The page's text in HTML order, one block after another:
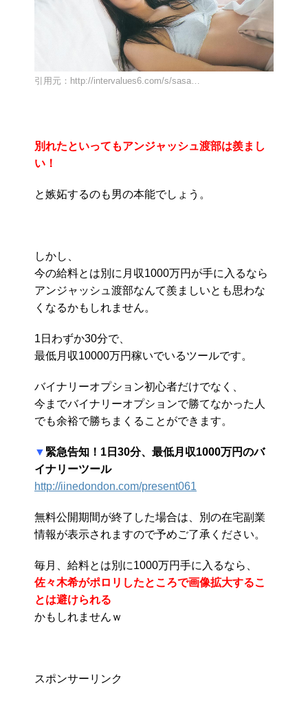
引用元：http://intervalues6.com/s/sasa…
別れたといってもアンジャッシュ渡部は羨まし
い！
と嫉妬するのも男の本能でしょう。
しかし、
今の給料とは別に月収1000万円が手に入るなら
アンジャッシュ渡部なんて羨ましいとも思わな
くなるかもしれません。
1日わずか30分で、
最低月収10000万円稼いでいるツールです。
バイナリーオプション初心者だけでなく、
今までバイナリーオプションで勝てなかった人
でも余裕で勝ちまくることができます。
▼ 緊急告知！1日30分、最低月収1000万円のバ
イナリーツール
http://iinedondon.com/present061
無料公開期間が終了した場合は、別の在宅副業
情報が表示されますので予めご了承ください。
毎月、給料とは別に1000万円手に入るなら、
佐々木希がポロリしたところで画像拡大するこ
とは避けられる
かもしれませんｗ
スポンサーリンク